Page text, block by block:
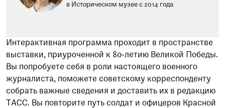
Интерактивная программа проходит в пространстве
выставки, приуроченной к 80-летию Великой Победы.
Вы попробуете себя в роли настоящего военного
журналиста, поможете советскому корреспонденту
собрать важные сведения и доставить их в редакцию
ТАСС. Вы повторите путь солдат и офицеров Красной
в Историческом музее с 2014 года